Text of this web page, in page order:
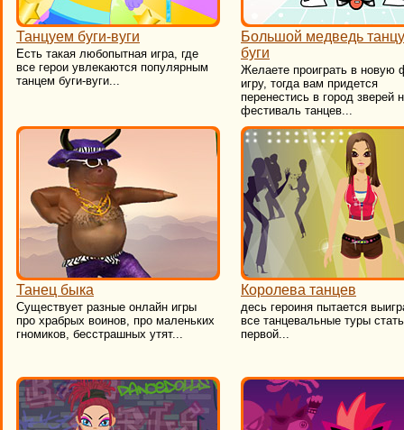
Танцуем буги-вуги
Есть такая любопытная игра, где
все герои увлекаются популярным
танцем буги-вуги...
Большой медведь
буги
Желаете проиграть в новую
игру, тогда вам придется
перенестись в город зверей
фестиваль танцев...
Танец быка
Существует разные онлайн игры
про храбрых воинов, про маленьких
гномиков, бесстрашных утят...
Королева танцев
десь героиня пытается
все танцевальные туры стать
первой...